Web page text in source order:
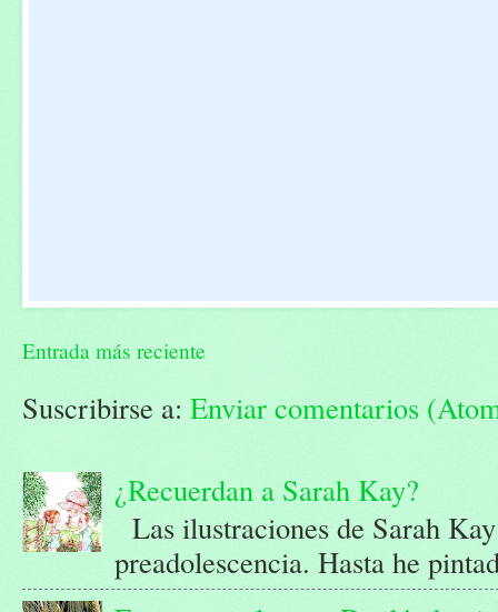
Entrada más reciente
Suscribirse a: Enviar comentarios
¿Recuerdan a Sarah Kay?
Las ilustraciones de Sarah
preadolescencia. Hasta he